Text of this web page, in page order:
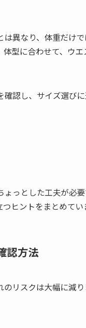
異なり、体重だけで
型に合わせて、ウ
認し、サイズ選び
っとした工夫が必
ヒントをまとめてい
認方法
リスクは大幅に減